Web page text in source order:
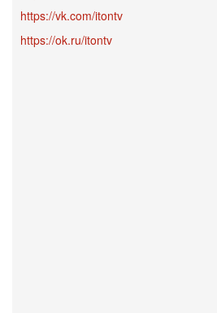
https://vk.com/itontv
https://ok.ru/itontv